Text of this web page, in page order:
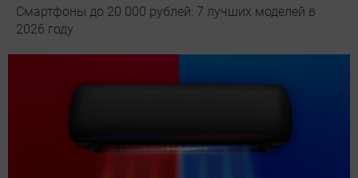
Смартфоны до 20 000 рублей: 7 лучших моделей в
2026 году